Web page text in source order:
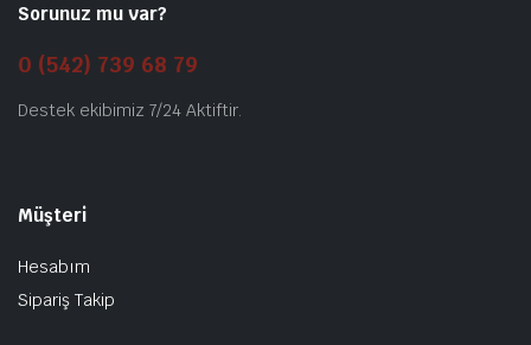
Sorunuz mu var?
0 (542) 739 68 79
Destek ekibimiz 7/24 Aktiftir.
Müşteri
Hesabım
Sipariş Takip